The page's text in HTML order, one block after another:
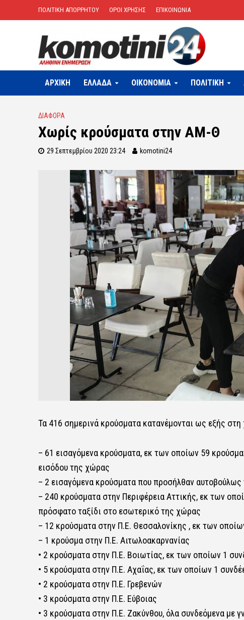
ΠΟΛΙΤΙΚΗ ΑΠΟΡΡΗΤΟΥ ΟΡΟΙ ΧΡΗΣΗΣ ΕΠΙΚΟΙΝΩΝΙΑ
ΑΡΧΙΚΗ ΕΛΛΑΔΑ OIKONOMIA ΠΟΛΙΤΙΚΗ
ΔΙΑΦΟΡΑ
Χωρίς κρούσματα στην ΑΜ-Θ
29 Σεπτεμβρίου 2020 23:24 komotini24
Τα 416 σημερινά κρούσματα κατανέμονται ως εξής
– 61 εισαγόμενα κρούσματα, εκ των οποίων 59
εισόδου της χώρας
– 2 εισαγόμενα κρούσματα που προσήλθαν αυτοβούλως
– 240 κρούσματα στην Περιφέρεια Αττικής, εκ των
πρόσφατο ταξίδι στο εσωτερικό της χώρας
– 12 κρούσματα στην Π.Ε. Θεσσαλονίκης , εκ των
– 1 κρούσμα στην Π.Ε. Αιτωλοακαρνανίας
• 2 κρούσματα στην Π.Ε. Βοιωτίας, εκ των οποίων 1
• 5 κρούσματα στην Π.Ε. Αχαΐας, εκ των οποίων 1
• 2 κρούσματα στην Π.Ε. Γρεβενών
• 3 κρούσματα στην Π.Ε. Εύβοιας
• 3 κρούσματα στην Π.Ε. Ζακύνθου, όλα συνδεόμενα με